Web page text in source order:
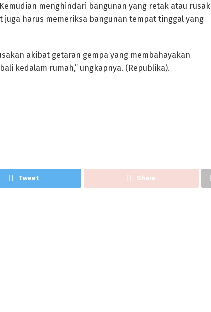
menghindari bangunan yang retak atau rusak
juga harus memeriksa bangunan tempat tinggal yang
akibat getaran gempa yang membahayakan
kedalam rumah,” ungkapnya. (Republika).
Tweet Share